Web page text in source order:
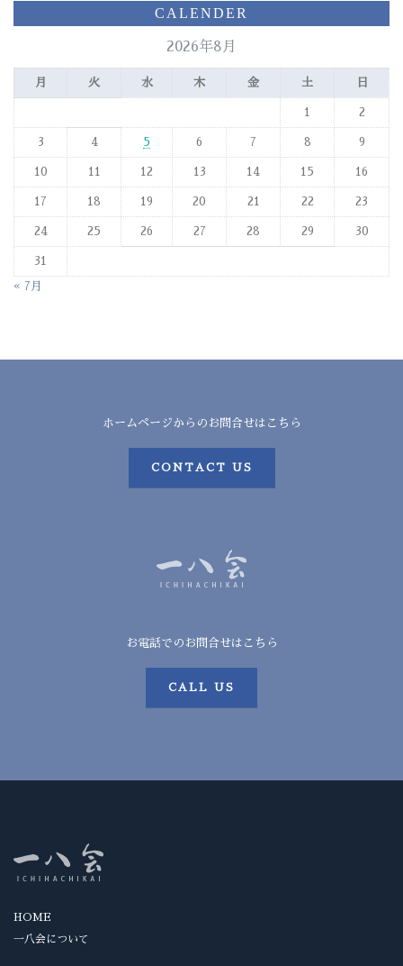
CALENDER
2026年8月
月 火 水 木 金 土 日
1 2
3 4 5 6 7 8 9
10 11 12 13 14 15 16
17 18 19 20 21 22 23
24 25 26 27 28 29 30
31
« 7月
ホームページからのお問合せはこちら
CONTACT US
お電話でのお問合せはこちら
CALL US
HOME
一八会について